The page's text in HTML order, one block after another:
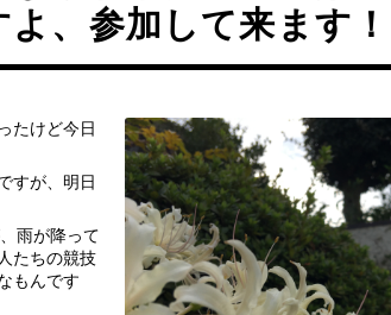
、参加して来ます！
たけど今日
すが、明日
雨が降って
たちの競技
もんです